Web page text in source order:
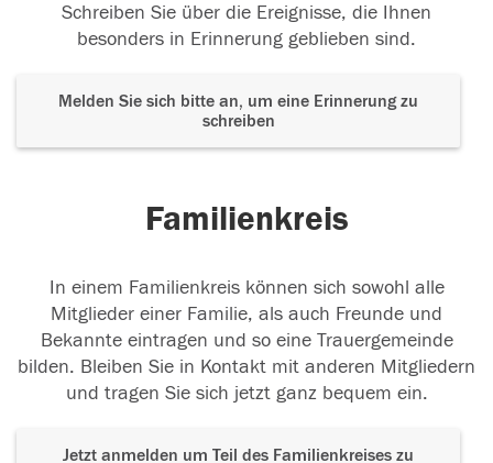
Schreiben Sie über die Ereignisse, die Ihnen
besonders in Erinnerung geblieben sind.
Melden Sie sich bitte an, um eine Erinnerung zu
schreiben
Familienkreis
In einem Familienkreis können sich sowohl alle
Mitglieder einer Familie, als auch Freunde und
Bekannte eintragen und so eine Trauergemeinde
bilden. Bleiben Sie in Kontakt mit anderen Mitgliedern
und tragen Sie sich jetzt ganz bequem ein.
Jetzt anmelden um Teil des Familienkreises zu